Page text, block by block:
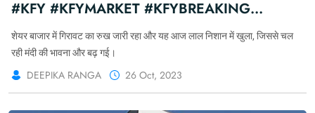
#KFY #KFYMARKET #KFYBREAKING
#MARKETFORYOU
शेयर बाजार में गिरावट का रुख जारी रहा और यह आज लाल निशान में खुला, जिससे चल
रही मंदी की भावना और बढ़ गई।
DEEPIKA RANGA 26 Oct, 2023